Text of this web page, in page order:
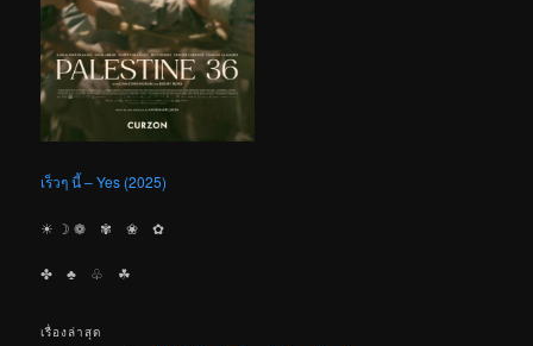
เร็วๆ นี้ – Yes (2025)
☀︎ ☽ ❁ ✾ ❀ ✿
✤ ♣︎ ♧ ☘︎
เรื่องล่าสุด